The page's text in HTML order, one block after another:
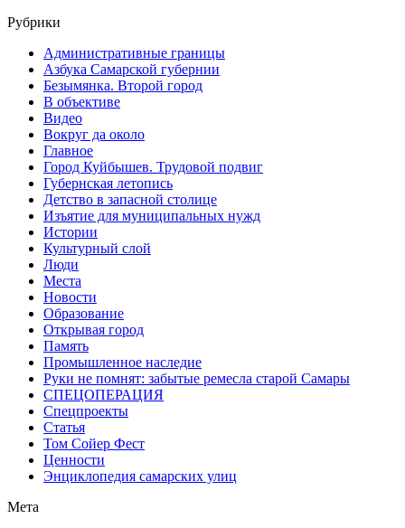
Рубрики
Административные границы
Азбука Самарской губернии
Безымянка. Второй город
В объективе
Видео
Вокруг да около
Главное
Город Куйбышев. Трудовой подвиг
Губернская летопись
Детство в запасной столице
Изъятие для муниципальных нужд
Истории
Культурный слой
Люди
Места
Новости
Образование
Открывая город
Память
Промышленное наследие
Руки не помнят: забытые ремесла старой Самары
СПЕЦОПЕРАЦИЯ
Спецпроекты
Статья
Том Сойер Фест
Ценности
Энциклопедия самарских улиц
Мета